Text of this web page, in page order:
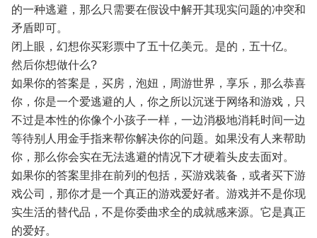
的一种逃避，那么只需要在假设中解开其现实问题的冲突和
矛盾即可。
闭上眼，幻想你买彩票中了五十亿美元。是的，五十亿。
然后你想做什么?
如果你的答案是，买房，泡妞，周游世界，享乐，那么恭喜
你，你是一个爱逃避的人，你之所以沉迷于网络和游戏，只
不过是本性的你像个小孩子一样，一边消极地消耗时间一边
等待别人用金手指来帮你解决你的问题。如果没有人来帮助
你，那么你会实在无法逃避的情况下才硬着头皮去面对。
如果你的答案里排在前列的包括，买游戏装备，或者买下游
戏公司，那你才是一个真正的游戏爱好者。游戏并不是你现
实生活的替代品，不是你委曲求全的成就感来源。它是真正
的爱好。